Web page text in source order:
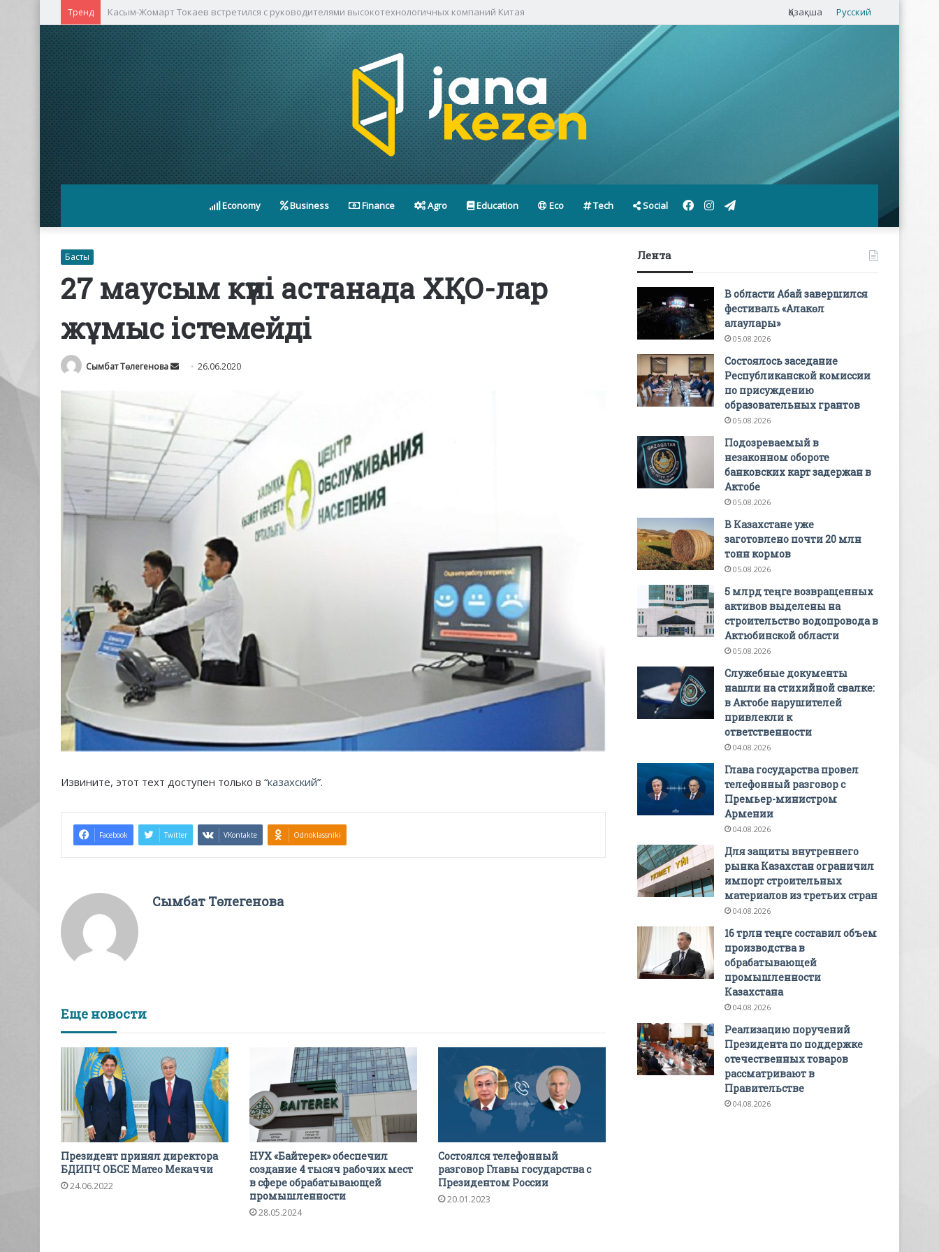
Тренд Касым-Жомарт Токаев встретился с руководителями высокотехнологичных компаний Китая Қазақша Русский
Economy Business Finance Agro Education Eco Tech Social Telegram
Instagram
Facebook
Басты
27 маусым күні астанада ХҚО-лар
жұмыс істемейді
Сымбат Төлегенова
Send 26.06.2020
Извините, этот техт доступен только в “казахский”.
Facebook Twitter VKontakte Odnoklassniki
Сымбат Төлегенова
Еще новости
Президент принял директора
БДИПЧ ОБСЕ Матео Мекаччи
24.06.2022
НУХ «Байтерек» обеспечил
создание 4 тысяч рабочих мест
в сфере обрабатывающей
промышленности
28.05.2024
Состоялся телефонный
разговор Главы государства с
Президентом России
20.01.2023
Лента
В области Абай завершился
фестиваль «Алакөл
алаулары»
05.08.2026
Состоялось заседание
Республиканской комиссии
по присуждению
образовательных грантов
05.08.2026
Подозреваемый в
незаконном обороте
банковских карт задержан в
Актобе
05.08.2026
В Казахстане уже
заготовлено почти 20 млн
тонн кормов
05.08.2026
5 млрд теңге возвращенных
активов выделены на
строительство водопровода в
Актюбинской области
05.08.2026
Служебные документы
нашли на стихийной свалке:
в Актобе нарушителей
привлекли к
ответственности
04.08.2026
Глава государства провел
телефонный разговор с
Премьер-министром
Армении
04.08.2026
Для защиты внутреннего
рынка Казахстан ограничил
импорт строительных
материалов из третьих стран
04.08.2026
16 трлн теңге составил объем
производства в
обрабатывающей
промышленности
Казахстана
04.08.2026
Реализацию поручений
Президента по поддержке
отечественных товаров
рассматривают в
Правительстве
04.08.2026